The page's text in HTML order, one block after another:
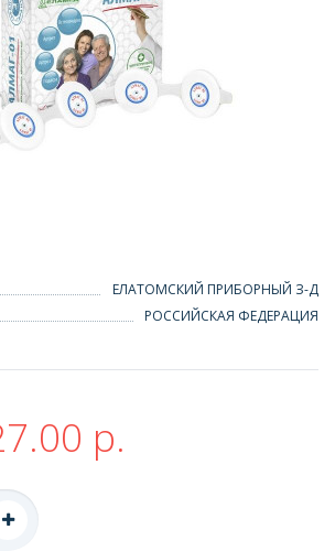
ЕЛАТОМСКИЙ ПРИБОРНЫЙ З-Д
РОССИЙСКАЯ ФЕДЕРАЦИЯ
р.